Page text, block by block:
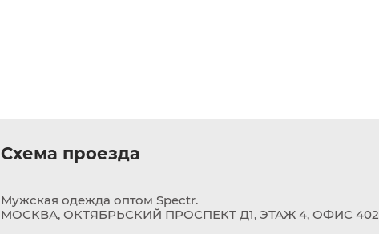
Схема проезда
Мужская одежда оптом Spectr.
МОСКВА, ОКТЯБРЬСКИЙ ПРОСПЕКТ Д1, ЭТАЖ 4, ОФИС 402